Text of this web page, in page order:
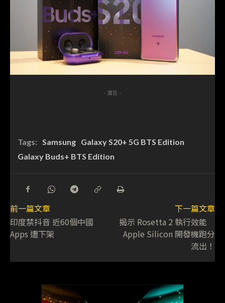
- 廣告 -
Tags: Samsung Galaxy S20+ 5G BTS Edition
Galaxy Buds+ BTS Edition
前一篇文章
印度禁抖音 近60個中國
Apps 遭下架
下一篇文章
揭示 Rosetta 2 執行效能
Apple Silicon 開發機跑分
流出！